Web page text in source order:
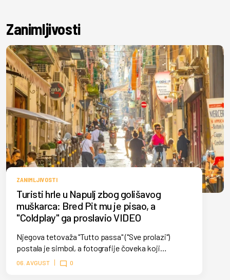
Zanimljivosti
ZANIMLJIVOSTI
Turisti hrle u Napulj zbog golišavog
muškarca: Bred Pit mu je pisao, a
"Coldplay" ga proslavio VIDEO
Njegova tetovaža "Tutto passa" ("Sve prolazi")
postala je simbol, a fotografije čoveka koji
svakodnevno sedi pored mora obišle su svet.
06. AVGUST 0